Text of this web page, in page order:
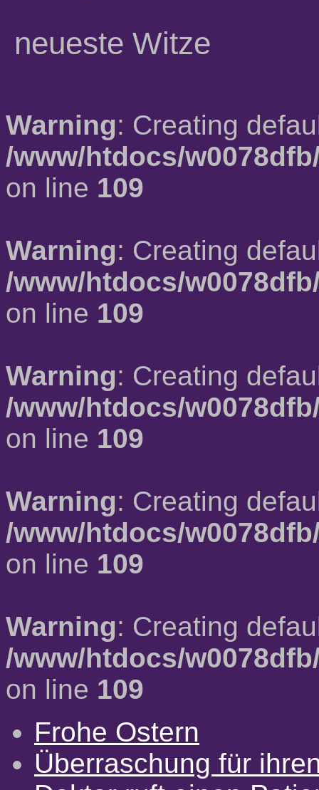
neueste Witze
Warning: Creating
/www/htdocs/
on line 109
Warning: Creating
/www/htdocs/
on line 109
Warning: Creating
/www/htdocs/
on line 109
Warning: Creating
/www/htdocs/
on line 109
Warning: Creating
/www/htdocs/
on line 109
Frohe Ostern
Überraschung für